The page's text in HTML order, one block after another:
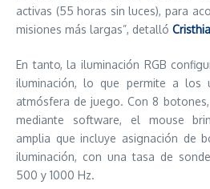
activas (55 horas sin luces), para
misiones más largas”, detalló
En tanto, la iluminación RGB
iluminación, lo que permite a los
atmósfera de juego. Con 8
mediante software, el mouse
amplia que incluye asignación de
iluminación, con una tasa de
500 y 1000 Hz.